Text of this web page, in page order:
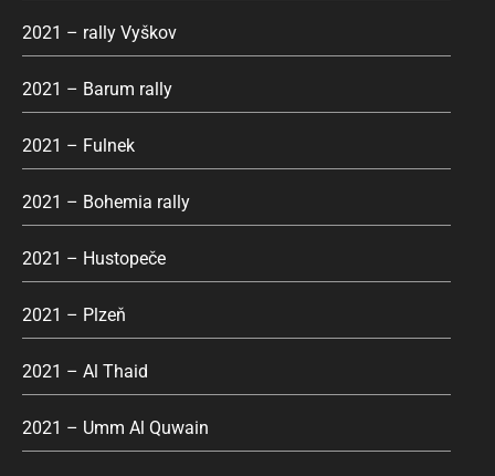
2021 – rally Vyškov
2021 – Barum rally
2021 – Fulnek
2021 – Bohemia rally
2021 – Hustopeče
2021 – Plzeň
2021 – Al Thaid
2021 – Umm Al Quwain